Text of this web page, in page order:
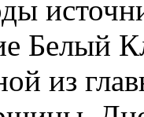
Белый
из